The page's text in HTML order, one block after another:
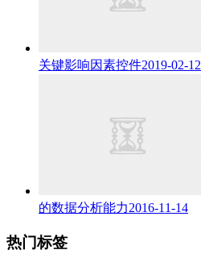
关键影响因素控件2019-02-12
的数据分析能力2016-11-14
热门标签